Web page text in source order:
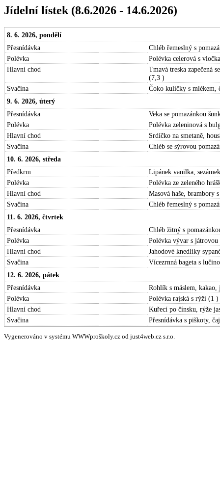
Jídelní lístek (8.6.2026 - 14.6.2026)
8. 6. 2026, pondělí
Přesnídávka
Chléb řemeslný s
Polévka
Polévka celerová s
Hlavní chod
Tmavá treska zapečená
(7,3 )
Svačina
Čoko kuličky s mlékem,
9. 6. 2026, úterý
Přesnídávka
Veka se pomazánkou
Polévka
Polévka zeleninová s
Hlavní chod
Srdíčko na smetaně,
Svačina
Chléb se sýrovou
10. 6. 2026, středa
Předkrm
Lipánek vanilka,
Polévka
Polévka ze zeleného
Hlavní chod
Masová haše, brambory
Svačina
Chléb řemeslný s
11. 6. 2026, čtvrtek
Přesnídávka
Chléb žitný s
Polévka
Polévka vývar s
Hlavní chod
Jahodové knedlíky
Svačina
Vícezrnná bageta s
12. 6. 2026, pátek
Přesnídávka
Rohlík s máslem,
Polévka
Polévka rajská s rýží (1 )
Hlavní chod
Kuřecí po čínsku, rýže
Svačina
Přesnídávka s piškoty,
Vygenerováno v systému WWWproškoly.cz od just4web.cz s.r.o.